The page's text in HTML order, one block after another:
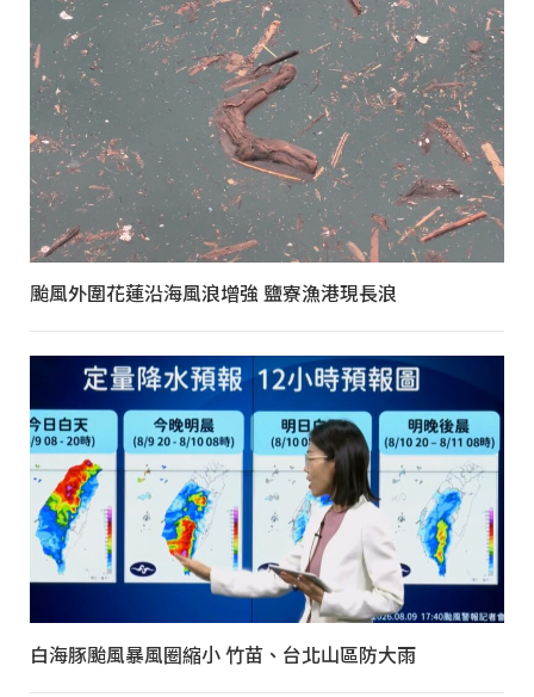
颱風外圍花蓮沿海風浪增強 鹽寮漁港現長浪
白海豚颱風暴風圈縮小 竹苗、台北山區防大雨